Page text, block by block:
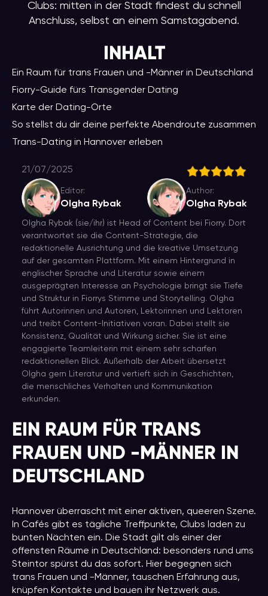
Clubs: mitten in der Stadt findest du schnell
Anschluss, selbst an einem Samstagabend.
INHALT
Ein Raum für trans Frauen und -Männer in Deutschland
Fiorry-Guide fürs Transgender Dating
Karte der Dating-Orte
So stellst du dir deine perfekte Abendroute zusammen
Trans-Dating in Hannover erleben
21/07/2025
Editor:
Olgha Rybak
Author:
Olgha Rybak
Olgha Rybak (sie/ihr) ist Head of Content bei Fiorry. Dort
verantwortet sie die Content-Strategie, die
redaktionelle Ausrichtung und die kreative Umsetzung
auf der gesamten Plattform. Mit einem Hintergrund in
englischer Sprache und Literatur sowie einem
ausgeprägten Interesse an Psychologie bringt sie Tiefe
und Struktur in Fiorrys Stimme und Storytelling. Olgha
führt Autorinnen und Autoren, Lektorinnen und Lektoren
und treibt Content-Initiativen voran. Dabei stellt sie
Konsistenz, Qualität und Wirkung sicher. Sie ist eine
engagierte Teamleiterin mit einem sehr scharfen
redaktionellen Blick. Außerhalb der Arbeit übersetzt
Olgha gern Literatur und vertieft sich in Geschichten,
die menschliches Verhalten und Kommunikation
erkunden.
EIN RAUM FÜR TRANS
FRAUEN UND -MÄNNER IN
DEUTSCHLAND
Hannover überrascht mit einer aktiven, queeren Szene.
In Cafés gibt es tägliche Treffpunkte, Clubs laden zu
bunten Nächten ein. Die Stadt gilt als einer der
offensten Räume in Deutschland: besonders rund ums
Steintor spürst du das sofort. Hier begegnen sich
trans Frauen und -Männer, tauschen Erfahrung aus,
knüpfen Kontakte und bauen ihr Netzwerk aus.